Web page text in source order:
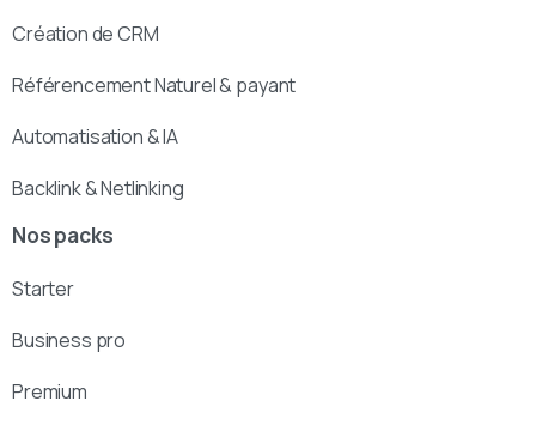
Création de CRM
Référencement Naturel & payant
Automatisation & IA
Backlink & Netlinking
Nos packs
Starter
Business pro
Premium